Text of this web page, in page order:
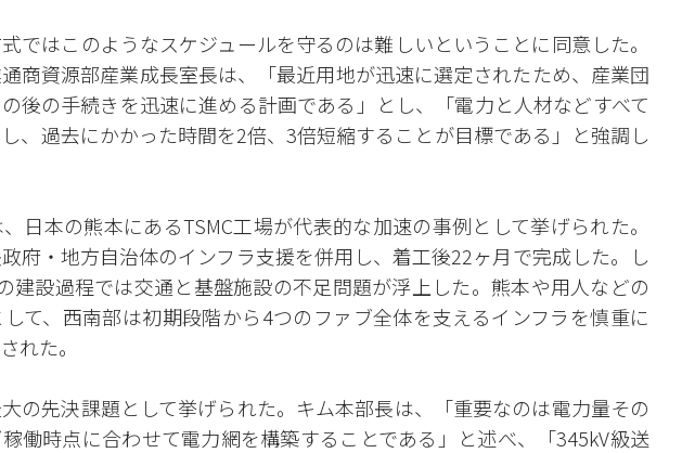
ではこのようなスケジュールを守るのは難しいということに同意した。
商資源部産業成長室長は、「最近用地が迅速に選定されたため、産業団
後の手続きを迅速に進める計画である」とし、「電力と人材などすべて
、過去にかかった時間を2倍、3倍短縮することが目標である」と強調し
日本の熊本にあるTSMC工場が代表的な加速の事例として挙げられた。
府・地方自治体のインフラ支援を併用し、着工後22ヶ月で完成した。し
建設過程では交通と基盤施設の不足問題が浮上した。熊本や用人などの
て、西南部は初期段階から4つのファブ全体を支えるインフラを慎重に
れた。
の先決課題として挙げられた。キム本部長は、「重要なのは電力量その
働時点に合わせて電力網を構築することである」と述べ、「345kV級送